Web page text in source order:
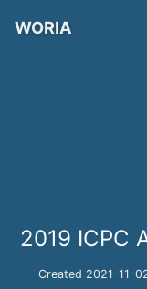
WORIA
2019 ICPC
Created 2021-11-